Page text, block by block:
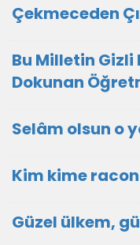
Çekmeceden
Bu Milletin
Dokunan
Selâm olsun o
Kim kime
Güzel ülkem,